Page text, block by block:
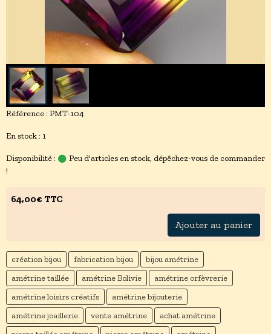
Référence : PMT-104
En stock : 1
Disponibilité :
Peu d'articles en stock, dépêchez-vous de commander
!
64,00€ TTC
Ajouter au panier
création bijou fabrication bijou
bijou amétrine
amétrine taillée
amétrine Bolivie
amétrine orfèvrerie
amétrine loisirs créatifs
amétrine bijouterie
amétrine joaillerie
vente amétrine
achat amétrine